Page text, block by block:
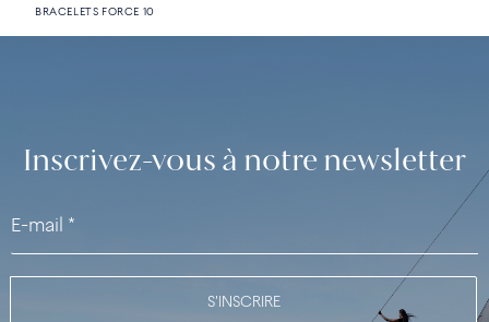
BRACELETS FORCE 10
Inscrivez-vous à notre newsletter
S'INSCRIRE